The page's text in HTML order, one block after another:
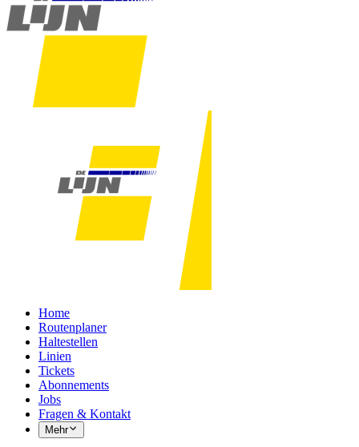
Home
Routenplaner
Haltestellen
Linien
Tickets
Abonnements
Jobs
Fragen & Kontakt
Mehr